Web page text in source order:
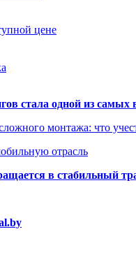
цене
стала одной из
монтажа: что
отрасль
в стабильный